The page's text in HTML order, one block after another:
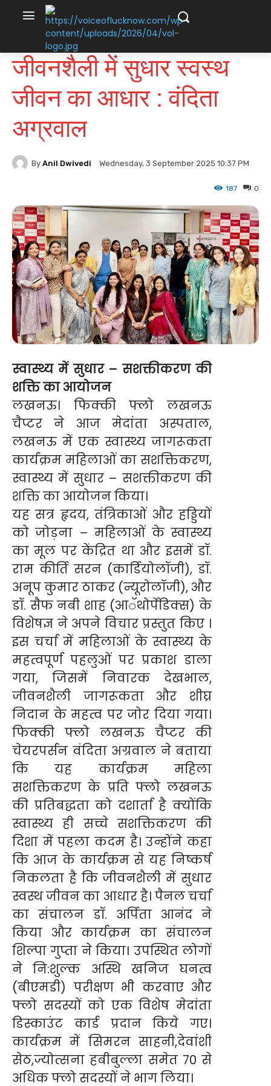
जीवनशैली में सुधार स्वस्थ
जीवन का आधार : वंदिता
अग्रवाल
By Anil Dwivedi Wednesday, 3 September 2025 10:37 PM
0
187
स्वास्थ्य में सुधार – सशक्तीकरण की
शक्ति का आयोजन
लखनऊ। फिक्की फ्लो लखनऊ
चैप्टर ने आज मेदांता अस्पताल,
लखनऊ में एक स्वास्थ्य जागरूकता
कार्यक्रम महिलाओं का सशक्तिकरण,
स्वास्थ्य में सुधार – सशक्तीकरण की
शक्ति का आयोजन किया।
यह सत्र हृदय, तंत्रिकाओं और हड्डियों
को जोड़ना – महिलाओं के स्वास्थ्य
का मूल पर केंद्रित था और इसमें डॉ.
राम कीर्ति सरन (कार्डियोलॉजी), डॉ.
अनूप कुमार ठाकर (न्यूरोलॉजी), और
डॉ. सैफ नबी शाह (आॅथोर्पेडिक्स) के
विशेषज्ञ ने अपने विचार प्रस्तुत किए ।
इस चर्चा में महिलाओं के स्वास्थ्य के
महत्वपूर्ण पहलुओं पर प्रकाश डाला
गया, जिसमें निवारक देखभाल,
जीवनशैली जागरूकता और शीघ्र
निदान के महत्व पर जोर दिया गया।
फिक्की फ्लो लखनऊ चैप्टर की
चेयरपर्सन वंदिता अग्रवाल ने बताया
कि यह कार्यक्रम महिला
सशक्तिकरण के प्रति फ्लो लखनऊ
की प्रतिबद्धता को दशार्ता है क्योंकि
स्वास्थ्य ही सच्चे सशक्तिकरण की
दिशा में पहला कदम है। उन्होंने कहा
कि आज के कार्यक्रम से यह निष्कर्ष
निकलता है कि जीवनशैली में सुधार
स्वस्थ जीवन का आधार है। पैनल चर्चा
का संचालन डॉ. अर्पिता आनंद ने
किया और कार्यक्रम का संचालन
शिल्पा गुप्ता ने किया। उपस्थित लोगों
ने नि:शुल्क अस्थि खनिज घनत्व
(बीएमडी) परीक्षण भी करवाए और
फ्लो सदस्यों को एक विशेष मेदांता
डिस्काउंट कार्ड प्रदान किये गए।
कार्यक्रम में सिमरन साहनी,देवांशी
सेठ,ज्योत्सना हबीबुल्ला समेत 70 से
अधिक फ्लो सदस्यों ने भाग लिया।